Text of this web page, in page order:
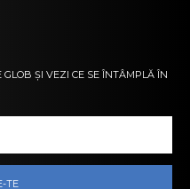
GLOB ȘI VEZI CE SE ÎNTÂMPLĂ ÎN
TE